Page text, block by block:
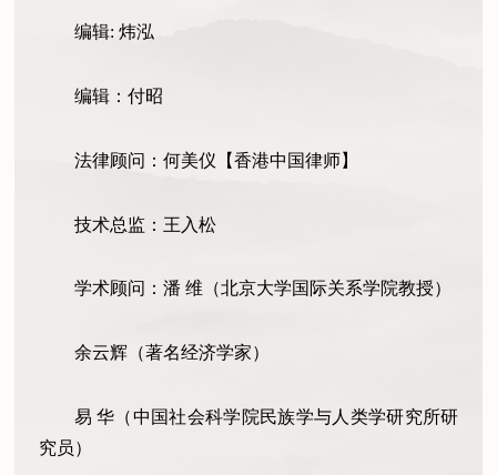
编辑: 炜泓
编辑：付昭
法律顾问：何美仪【香港中国律师】
技术总监：王入松
学术顾问：潘 维（北京大学国际关系学院教授）
余云辉（著名经济学家）
易 华（中国社会科学院民族学与人类学研究所研
究员）